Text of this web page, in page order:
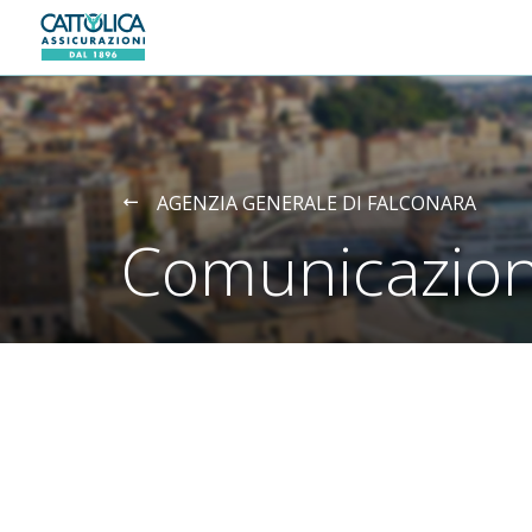
Generali logo
AGENZIA GENERALE DI FALCONARA